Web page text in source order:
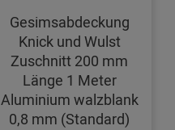
Gesimsabdeckung
Knick und Wulst
Zuschnitt 200 mm
Länge 1 Meter
Aluminium walzblank
0,8 mm (Standard)